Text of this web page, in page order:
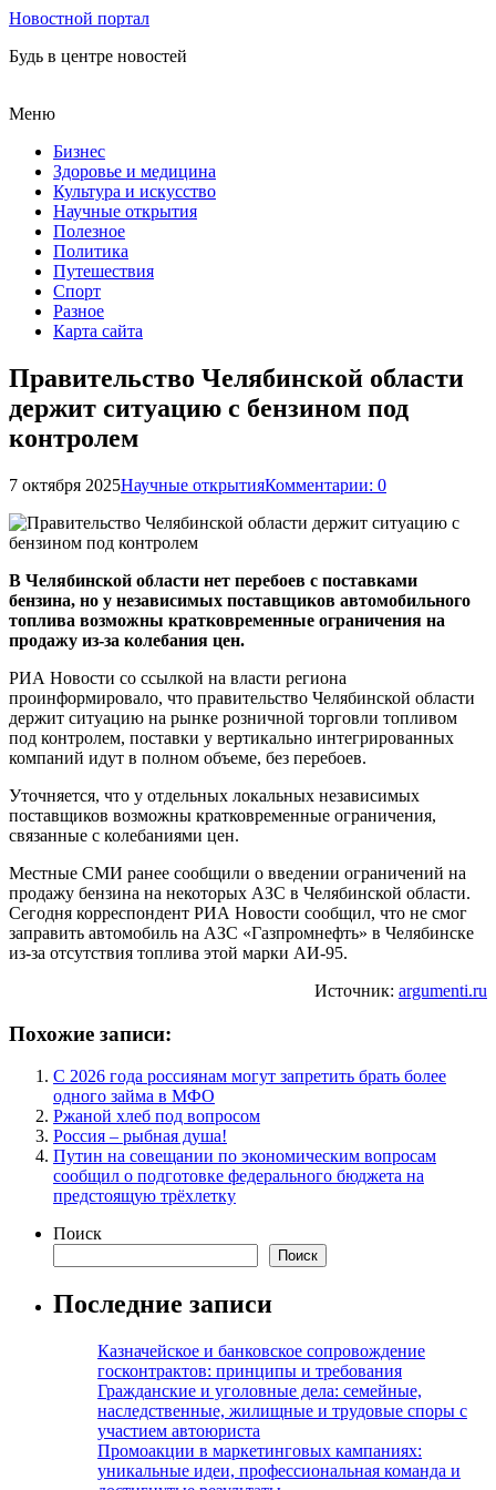
Новостной портал
Будь в центре новостей
Меню
Бизнес
Здоровье и медицина
Культура и искусство
Научные открытия
Полезное
Политика
Путешествия
Спорт
Разное
Карта сайта
Правительство Челябинской области
держит ситуацию с бензином под
контролем
7 октября 2025Научные открытияКомментарии: 0
В Челябинской области нет перебоев с поставками
бензина, но у независимых поставщиков автомобильного
топлива возможны кратковременные ограничения на
продажу из-за колебания цен.
РИА Новости со ссылкой на власти региона
проинформировало, что правительство Челябинской области
держит ситуацию на рынке розничной торговли топливом
под контролем, поставки у вертикально интегрированных
компаний идут в полном объеме, без перебоев.
Уточняется, что у отдельных локальных независимых
поставщиков возможны кратковременные ограничения,
связанные с колебаниями цен.
Местные СМИ ранее сообщили о введении ограничений на
продажу бензина на некоторых АЗС в Челябинской области.
Сегодня корреспондент РИА Новости сообщил, что не смог
заправить автомобиль на АЗС «Газпромнефть» в Челябинске
из-за отсутствия топлива этой марки АИ-95.
Источник: argumenti.ru
Похожие записи:
С 2026 года россиянам могут запретить брать более
одного займа в МФО
Ржаной хлеб под вопросом
Россия – рыбная душа!
Путин на совещании по экономическим вопросам
сообщил о подготовке федерального бюджета на
предстоящую трёхлетку
Поиск
Поиск
Последние записи
Казначейское и банковское сопровождение
госконтрактов: принципы и требования
Гражданские и уголовные дела: семейные,
наследственные, жилищные и трудовые споры с
участием автоюриста
Промоакции в маркетинговых кампаниях:
уникальные идеи, профессиональная команда и